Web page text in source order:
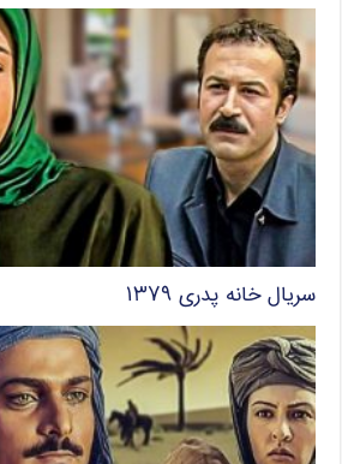
سریال خانه پدری ۱۳۷۹